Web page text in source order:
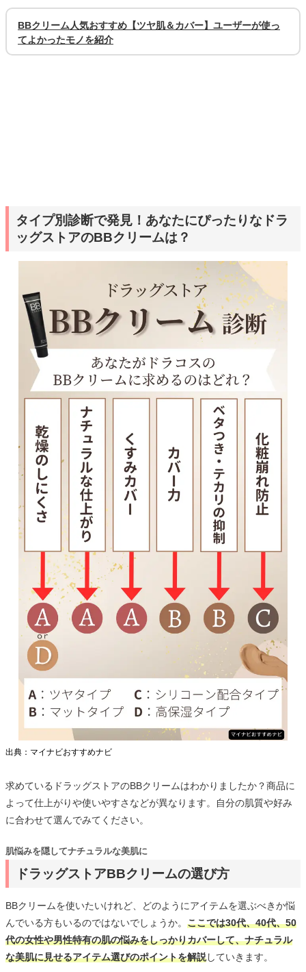
BBクリーム人気おすすめ【ツヤ肌＆カバー】ユーザーが使っ
てよかったモノを紹介
タイプ別診断で発見！あなたにぴったりなドラ
ッグストアのBBクリームは？
出典：マイナビおすすめナビ
求めているドラッグストアのBBクリームはわかりましたか？商品に
よって仕上がりや使いやすさなどが異なります。自分の肌質や好み
に合わせて選んでみてください。
ドラッグストアBBクリームの選び方
肌悩みを隠してナチュラルな美肌に
BBクリームを使いたいけれど、どのようにアイテムを選ぶべきか悩
んでいる方もいるのではないでしょうか。 ここでは30代、40代、50
代の女性や男性特有の肌の悩みをしっかりカバーして、ナチュラル
な美肌に見せるアイテム選びのポイントを解説していきます。